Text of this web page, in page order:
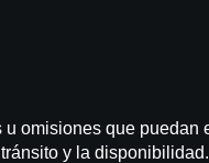
omisiones que puedan
y la